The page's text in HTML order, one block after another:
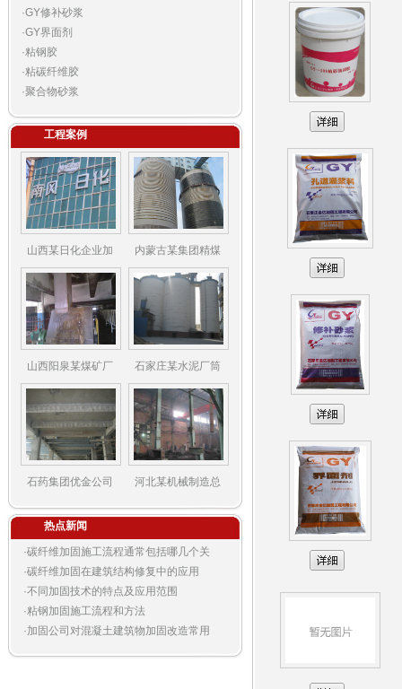
·GY修补砂浆
·GY界面剂
·粘钢胶
·粘碳纤维胶
·聚合物砂浆
工程案例
山西某日化企业加 内蒙古某集团精煤
山西阳泉某煤矿厂 石家庄某水泥厂筒
石药集团优金公司 河北某机械制造总
热点新闻
·碳纤维加固施工流程通常包括哪几个关
·碳纤维加固在建筑结构修复中的应用
·不同加固技术的特点及应用范围
·粘钢加固施工流程和方法
·加固公司对混凝土建筑物加固改造常用